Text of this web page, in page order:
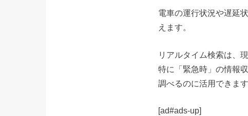
電車の運行状況や遅延
えます。
リアルタイム検索は、
特に「緊急時」の情報
調べるのに活用できます
[ad#ads-up]